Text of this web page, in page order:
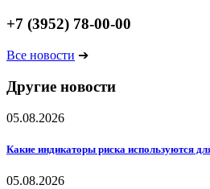
+7 (3952) 78-00-00
Все новости ➔
Другие новости
05.08.2026
Какие индикаторы риска используются
05.08.2026